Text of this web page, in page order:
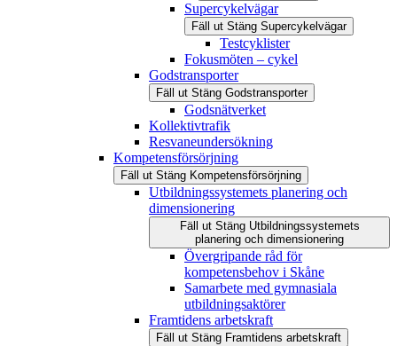
Supercykelvägar
Fäll ut Stäng Supercykelvägar
Testcyklister
Fokusmöten – cykel
Godstransporter
Fäll ut Stäng Godstransporter
Godsnätverket
Kollektivtrafik
Resvaneundersökning
Kompetensförsörjning
Fäll ut Stäng Kompetensförsörjning
Utbildningssystemets planering och
dimensionering
Fäll ut Stäng Utbildningssystemets
planering och dimensionering
Övergripande råd för
kompetensbehov i Skåne
Samarbete med gymnasiala
utbildningsaktörer
Framtidens arbetskraft
Fäll ut Stäng Framtidens arbetskraft